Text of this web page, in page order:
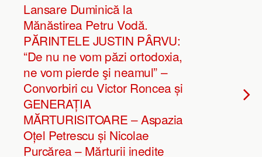
Lansare Duminică la
Mănăstirea Petru Vodă.
PĂRINTELE JUSTIN PÂRVU:
“De nu ne vom păzi ortodoxia,
ne vom pierde şi neamul” –
Convorbiri cu Victor Roncea și
GENERAȚIA
MĂRTURISITOARE – Aspazia
Oțel Petrescu și Nicolae
Purcărea – Mărturii inedite